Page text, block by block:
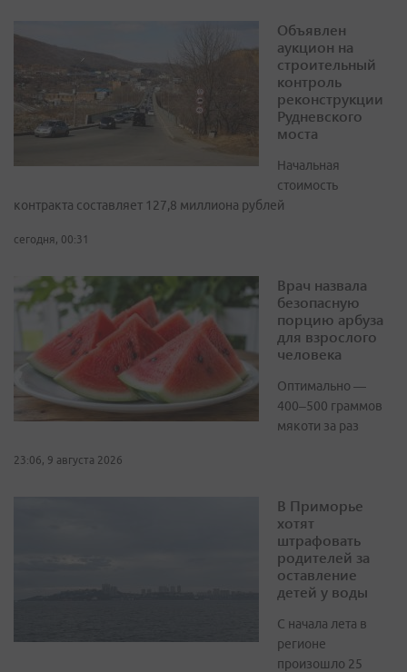
Объявлен
аукцион на
строительный
контроль
реконструкции
Рудневского
моста
Начальная
стоимость
контракта составляет 127,8 миллиона рублей
сегодня, 00:31
Врач назвала
безопасную
порцию арбуза
для взрослого
человека
Оптимально —
400–500 граммов
мякоти за раз
23:06, 9 августа 2026
В Приморье
хотят
штрафовать
родителей за
оставление
детей у воды
С начала лета в
регионе
произошло 25